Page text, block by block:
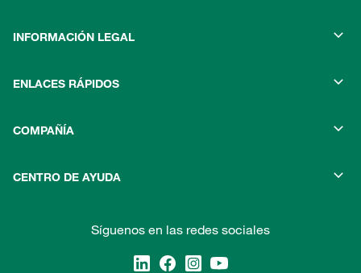
INFORMACIÓN LEGAL
ENLACES RÁPIDOS
COMPAÑÍA
CENTRO DE AYUDA
Síguenos en las redes sociales